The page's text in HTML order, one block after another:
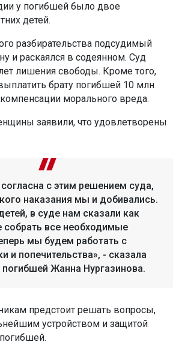
у погибшей было двое
детей.
разбирательства подсудимый
и раскаялся в содеянном. Суд
лишения свободы. Кроме того,
брату погибшей 10 млн
морального вреда.
заявили, что удовлетворены
с этим решением суда,
наказания мы и добивались.
в суде нам сказали как
все необходимые
мы будем работать с
и попечительства», - сказала
погибшей Жанна Нургазинова.
предстоит решать вопросы,
устройством и защитой